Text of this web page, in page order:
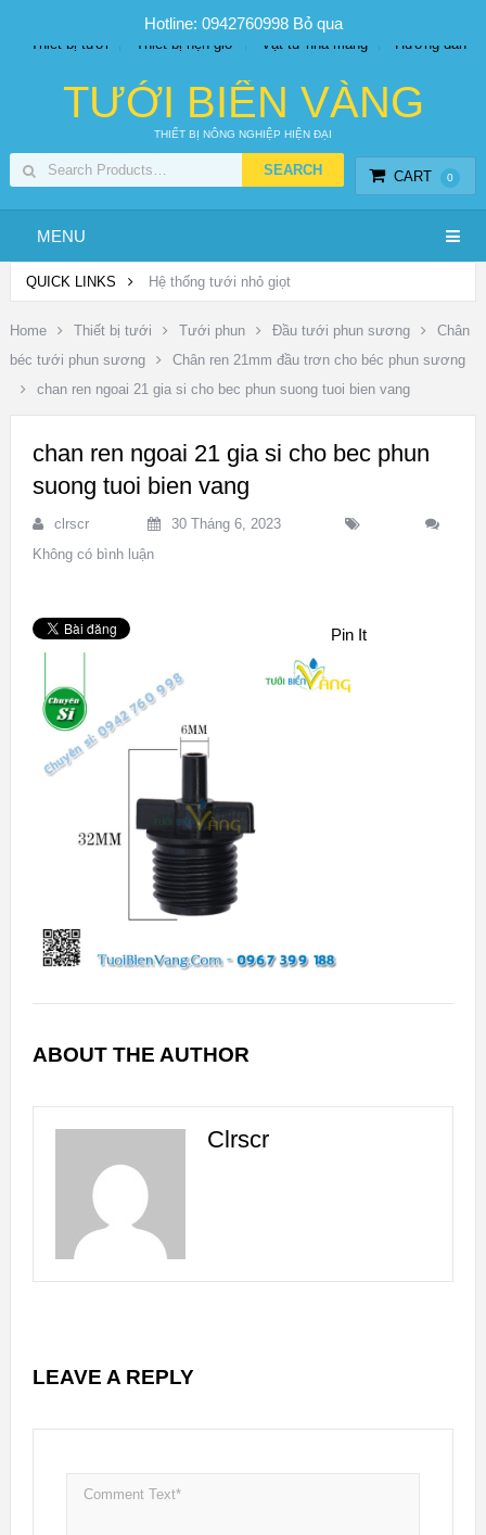
SP PHUN SƯƠNG GIÁ TỐT Bộ KIT tưới
Thiết bị tưới
Thiết bị hẹn giờ Vật tư nhà màng Hướng dẫn
TƯỚI BIỂN VÀNG
THIẾT BỊ NÔNG NGHIỆP HIỆN ĐẠI
CART 0
MENU
QUICK LINKS Hệ thống tưới nhỏ giọt
Home Thiết bị tưới Tưới phun Đầu tưới phun sương
Chân
béc tưới phun sương
Chân ren 21mm đầu trơn cho béc phun sương
chan ren ngoai 21 gia si cho bec phun suong tuoi bien vang
chan ren ngoai 21 gia si cho bec phun
suong tuoi bien vang
clrscr
30 Tháng 6, 2023
Không có bình luận
Pin It
ABOUT THE AUTHOR
Clrscr
LEAVE A REPLY
Hotline: 0942760998 Bỏ qua